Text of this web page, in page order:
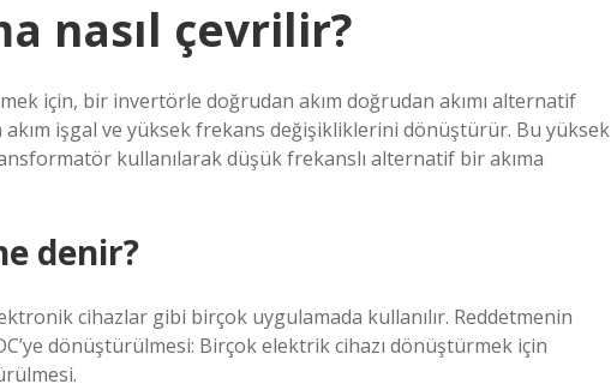
nasıl çevrilir?
için, bir invertörle doğrudan akım doğrudan akımı alternatif
işgal ve yüksek frekans değişikliklerini dönüştürür. Bu yüksek
kullanılarak düşük frekanslı alternatif bir akıma
denir?
cihazlar gibi birçok uygulamada kullanılır. Reddetmenin
dönüştürülmesi: Birçok elektrik cihazı dönüştürmek için